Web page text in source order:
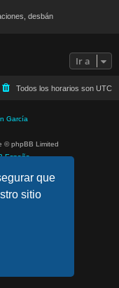
que
sitio
desbán
Ir a
Todos los horarios son UTC
García
© phpBB Limited
España